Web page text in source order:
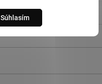
Súhlasím